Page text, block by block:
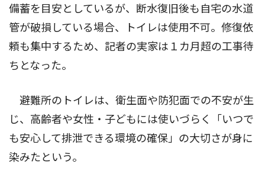
備蓄を目安としているが、断水復旧後も自宅の水道
管が破損している場合、トイレは使用不可。修復依
頼も集中するため、記者の実家は１カ月超の工事待
ちとなった。
避難所のトイレは、衛生面や防犯面での不安が生
じ、高齢者や女性・子どもには使いづらく「いつで
も安心して排泄できる環境の確保」の大切さが身に
染みたという。